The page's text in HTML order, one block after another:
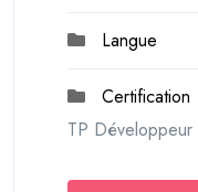
Langue
Certification
TP